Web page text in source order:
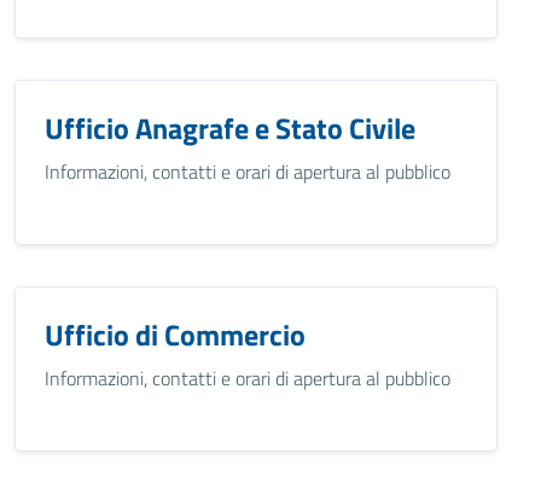
Ufficio Anagrafe e Stato Civile
Informazioni, contatti e orari di apertura al pubblico
Ufficio di Commercio
Informazioni, contatti e orari di apertura al pubblico